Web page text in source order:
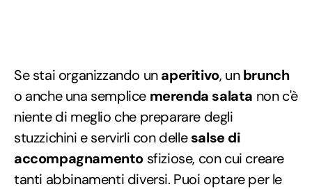
Se stai organizzando unaperitivo, unbrunch
o anche una semplice merenda salata non c'è
niente di meglio che preparare degli
stuzzichini e servirli con dellesalse di
accompagnamento sfiziose, con cui creare
tanti abbinamenti diversi. Puoi optare per le